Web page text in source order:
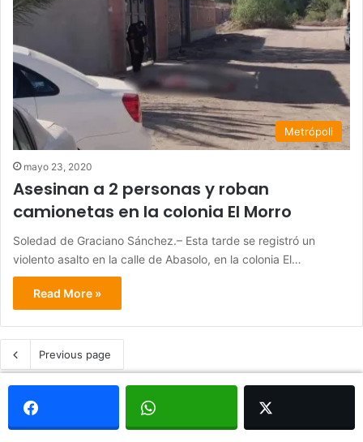
Metrópoli
mayo 23, 2020
Asesinan a 2 personas y roban
camionetas en la colonia El Morro
Soledad de Graciano Sánchez.– Esta tarde se registró un
violento asalto en la calle de Abasolo, en la colonia El…
Read More »
Previous page
© Copyright 2026, Todos los derechos reservados - Metrópoli